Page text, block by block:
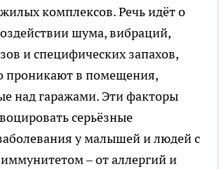
комплексов. Речь идёт о
шума, вибраций,
и специфических запахов,
проникают в помещения,
над гаражами. Эти факторы
серьёзные
у малышей и людей с
– от аллергий и